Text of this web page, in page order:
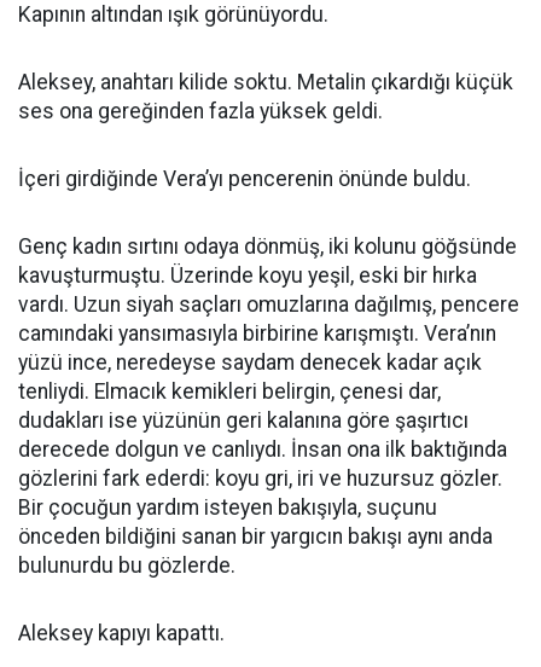
Kapının altından ışık görünüyordu.
Aleksey, anahtarı kilide soktu. Metalin çıkardığı küçük
ses ona gereğinden fazla yüksek geldi.
İçeri girdiğinde Vera’yı pencerenin önünde buldu.
Genç kadın sırtını odaya dönmüş, iki kolunu göğsünde
kavuşturmuştu. Üzerinde koyu yeşil, eski bir hırka
vardı. Uzun siyah saçları omuzlarına dağılmış, pencere
camındaki yansımasıyla birbirine karışmıştı. Vera’nın
yüzü ince, neredeyse saydam denecek kadar açık
tenliydi. Elmacık kemikleri belirgin, çenesi dar,
dudakları ise yüzünün geri kalanına göre şaşırtıcı
derecede dolgun ve canlıydı. İnsan ona ilk baktığında
gözlerini fark ederdi: koyu gri, iri ve huzursuz gözler.
Bir çocuğun yardım isteyen bakışıyla, suçunu
önceden bildiğini sanan bir yargıcın bakışı aynı anda
bulunurdu bu gözlerde.
Aleksey kapıyı kapattı.